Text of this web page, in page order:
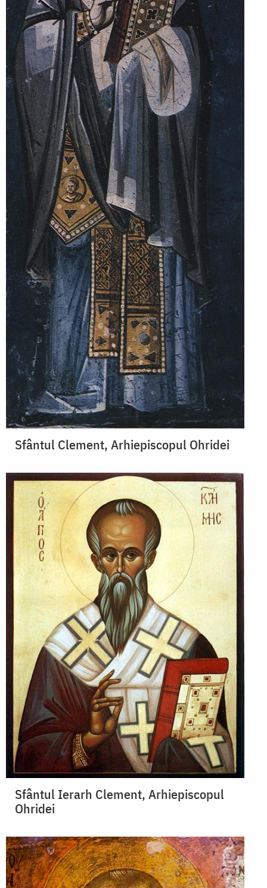
Sfântul Clement, Arhiepiscopul Ohridei
Sfântul Ierarh Clement, Arhiepiscopul
Ohridei